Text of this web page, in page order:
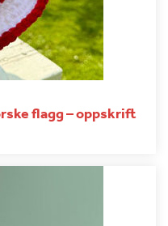
flagg – oppskrift